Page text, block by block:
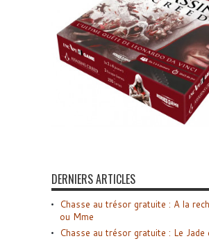
DERNIERS ARTICLES
Chasse au trésor gratuite : A la
ou Mme
Chasse au trésor gratuite : Le Jade